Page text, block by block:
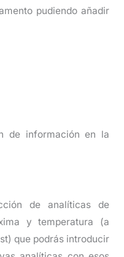
pudiendo añadir
de información en la
de analíticas de
y temperatura (a
que podrás introducir